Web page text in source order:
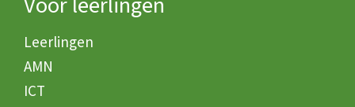
Leerlingen
AMN
ICT